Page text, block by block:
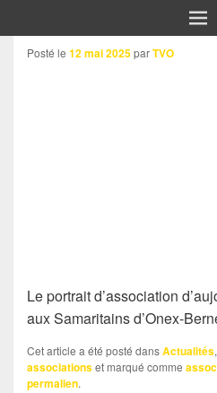
Posté le 12 mai 2025parTVO
Le portrait d’association
aux Samaritains d’Onex-
Cet article a été posté dansActualités,
associationset marqué comme
permalien.